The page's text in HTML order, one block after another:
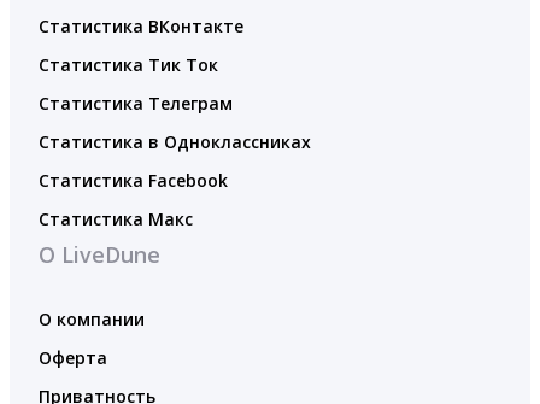
Статистика ВКонтакте
Статистика Тик Ток
Статистика Телеграм
Статистика в Одноклассниках
Статистика Facebook
Статистика Макс
О LiveDune
О компании
Оферта
Приватность